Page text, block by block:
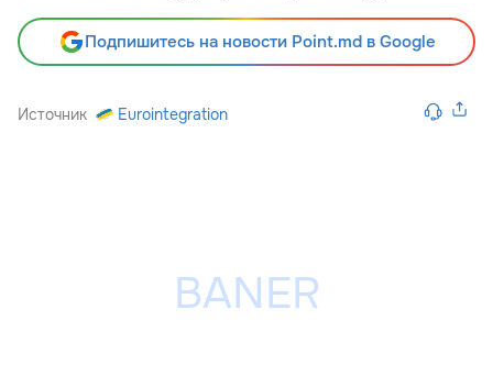
Подпишитесь на новости Point.md в Google
Источник Eurointegration